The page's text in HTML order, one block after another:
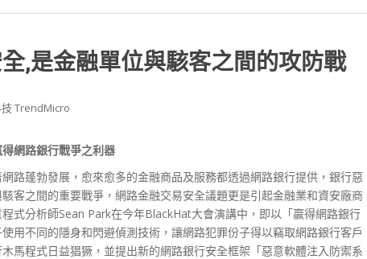
,是金融單位與駭客之間的攻防戰
TrendMicro
網路銀行戰爭之利器
網路蓬勃發展，愈來愈多的金融商品及服務都透過網路銀行提供，銀行惡
客之間的重要戰爭，網路金融交易安全議題更是引起金融業和資安廠商
式分析師Sean Park在今年BlackHat大會演講中，即以「贏得網路銀行
用不同的隱身和閃避偵測技術，讓網路犯罪份子得以竊取網路銀行客戶
馬程式日益猖獗，並提出新的網路銀行安全框架「惡意軟體注入防禦系